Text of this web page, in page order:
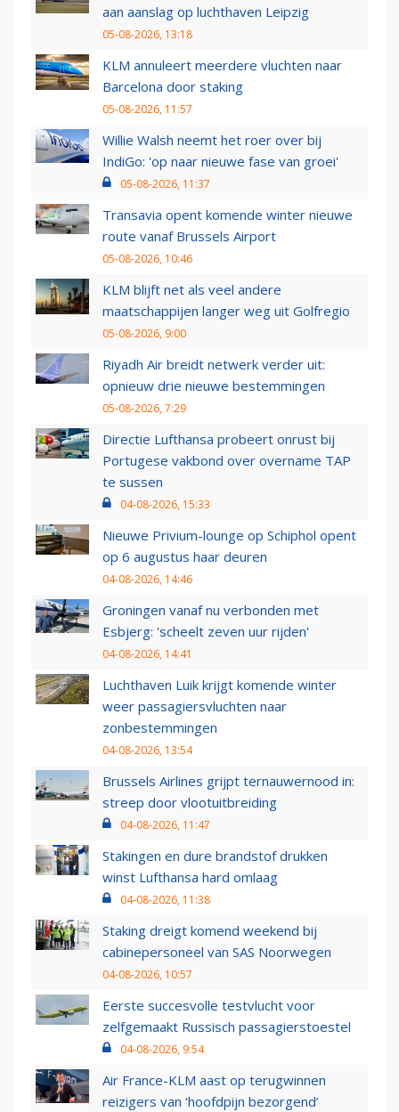
aan aanslag op luchthaven Leipzig
05-08-2026, 13:18
KLM annuleert meerdere vluchten naar
Barcelona door staking
05-08-2026, 11:57
Willie Walsh neemt het roer over bij
IndiGo: 'op naar nieuwe fase van groei'
05-08-2026, 11:37
Transavia opent komende winter nieuwe
route vanaf Brussels Airport
05-08-2026, 10:46
KLM blijft net als veel andere
maatschappijen langer weg uit Golfregio
05-08-2026, 9:00
Riyadh Air breidt netwerk verder uit:
opnieuw drie nieuwe bestemmingen
05-08-2026, 7:29
Directie Lufthansa probeert onrust bij
Portugese vakbond over overname TAP
te sussen
04-08-2026, 15:33
Nieuwe Privium-lounge op Schiphol opent
op 6 augustus haar deuren
04-08-2026, 14:46
Groningen vanaf nu verbonden met
Esbjerg: 'scheelt zeven uur rijden'
04-08-2026, 14:41
Luchthaven Luik krijgt komende winter
weer passagiersvluchten naar
zonbestemmingen
04-08-2026, 13:54
Brussels Airlines grijpt ternauwernood in:
streep door vlootuitbreiding
04-08-2026, 11:47
Stakingen en dure brandstof drukken
winst Lufthansa hard omlaag
04-08-2026, 11:38
Staking dreigt komend weekend bij
cabinepersoneel van SAS Noorwegen
04-08-2026, 10:57
Eerste succesvolle testvlucht voor
zelfgemaakt Russisch passagierstoestel
04-08-2026, 9:54
Air France-KLM aast op terugwinnen
reizigers van ‘hoofdpijn bezorgend’